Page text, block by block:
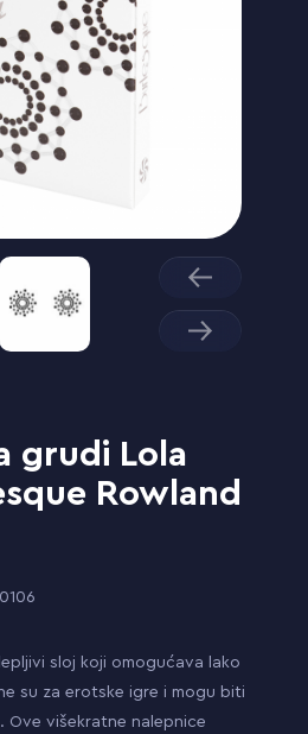
grudi Lola
Rowland
sloj koji omogućava lako
su za erotske igre i mogu biti
Ove višekratne nalepnice